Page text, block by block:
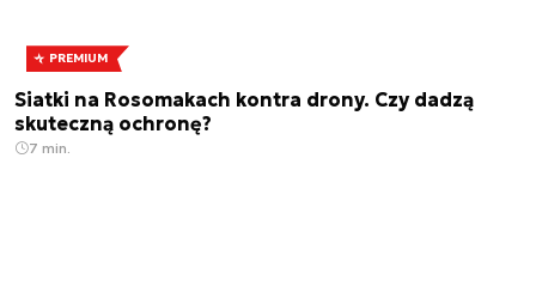
PREMIUM
Siatki na Rosomakach kontra drony. Czy dadzą
skuteczną ochronę?
7 min.